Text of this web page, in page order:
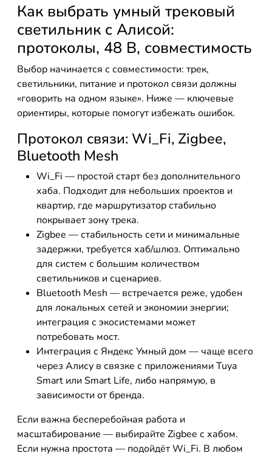
Как выбрать умный трековый
светильник с Алисой:
протоколы, 48 В, совместимость
Выбор начинается с совместимости: трек,
светильники, питание и протокол связи должны
«говорить на одном языке». Ниже — ключевые
ориентиры, которые помогут избежать ошибок.
Протокол связи: Wi_Fi, Zigbee,
Bluetooth Mesh
Wi_Fi — простой старт без дополнительного
хаба. Подходит для небольших проектов и
квартир, где маршрутизатор стабильно
покрывает зону трека.
Zigbee — стабильность сети и минимальные
задержки, требуется хаб/шлюз. Оптимально
для систем с большим количеством
светильников и сценариев.
Bluetooth Mesh — встречается реже, удобен
для локальных сетей и экономии энергии;
интеграция с экосистемами может
потребовать мост.
Интеграция с Яндекс Умный дом — чаще всего
через Алису в связке с приложениями Tuya
Smart или Smart Life, либо напрямую, в
зависимости от бренда.
Если важна бесперебойная работа и
масштабирование — выбирайте Zigbee с хабом.
Если нужна простота — подойдёт Wi_Fi. В любом